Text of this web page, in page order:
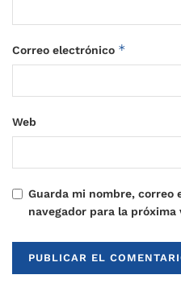
Correo electrónico *
Web
Guarda mi nombre, correo
navegador para la próxima